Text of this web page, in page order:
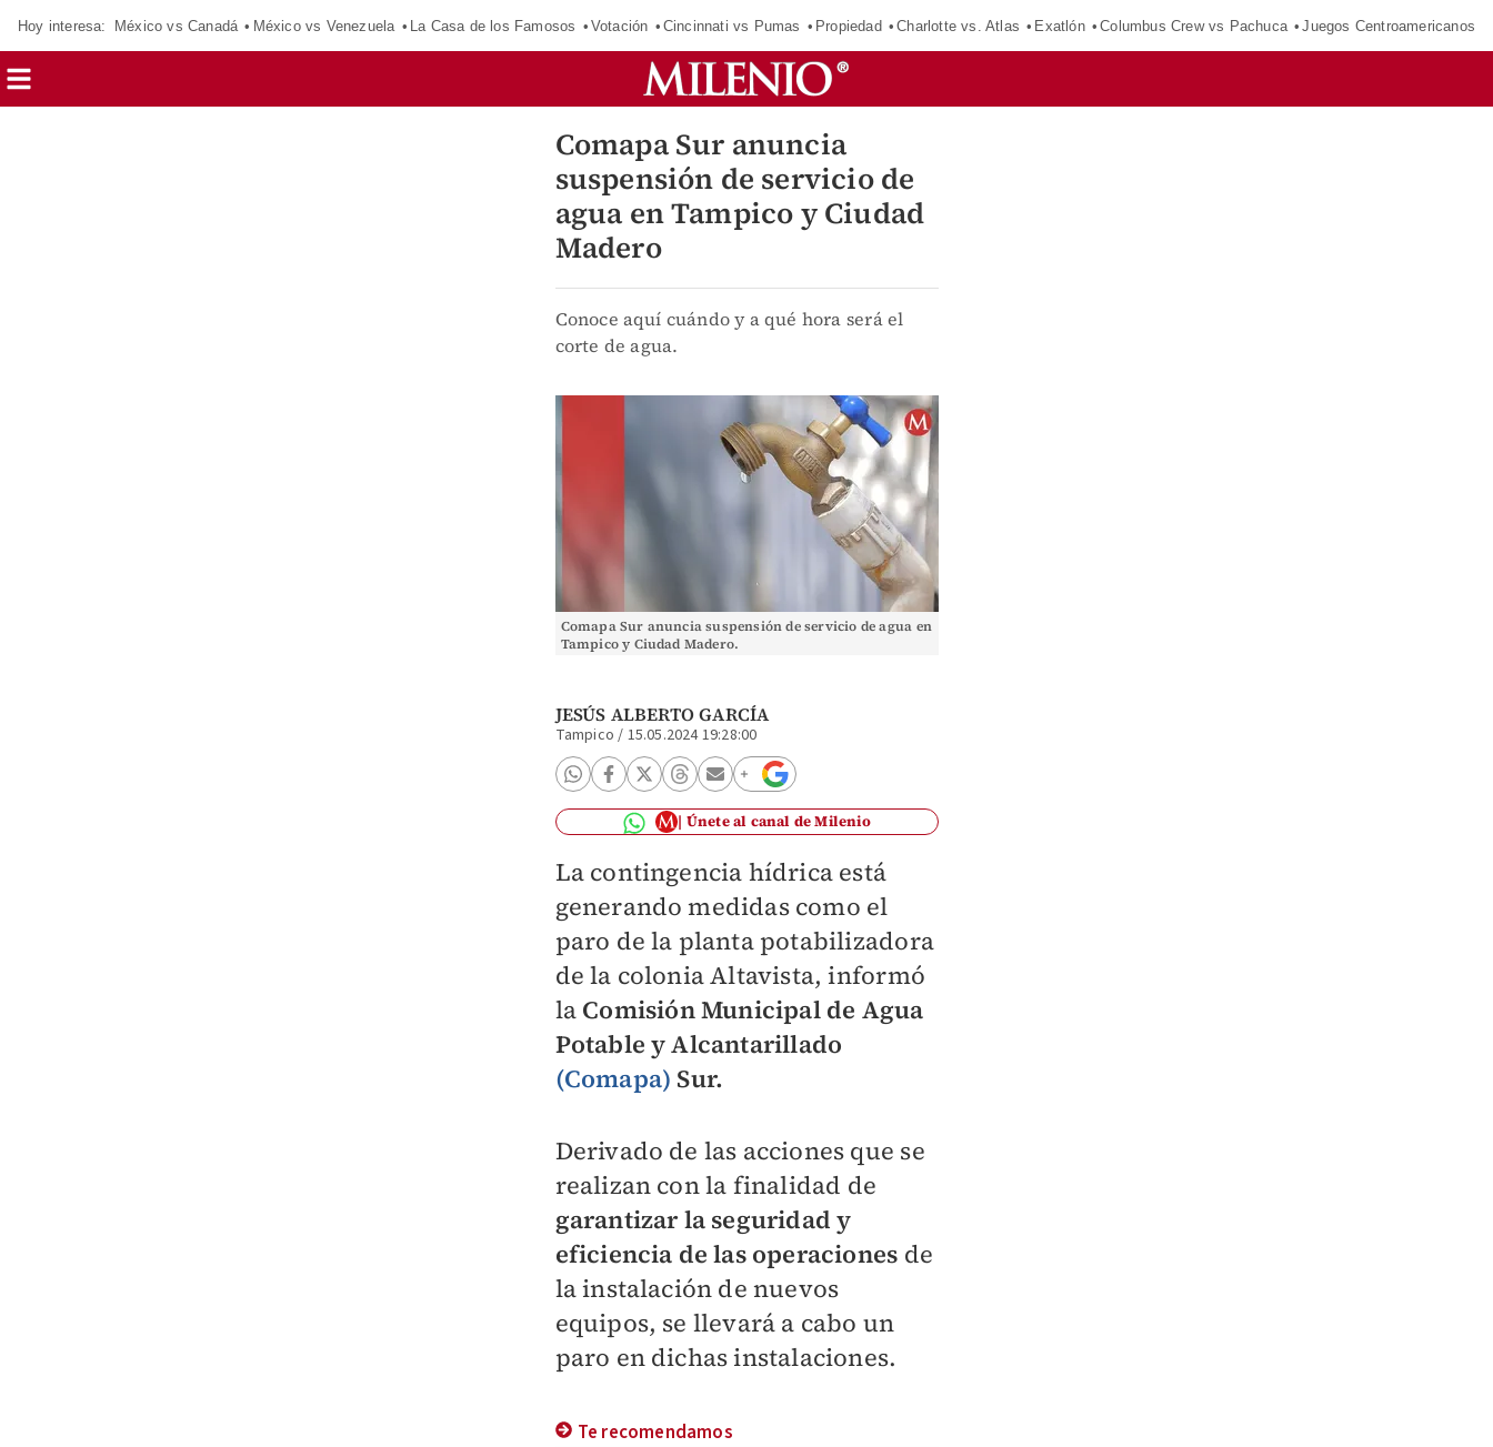
Hoy interesa: México vs Canadá México vs Venezuela La Casa de los Famosos Votación Cincinnati vs Pumas Propiedad Charlotte vs. Atlas Exatlón Columbus Crew vs Pachuca Juegos Centroamericanos
Comapa Sur anuncia
suspensión de servicio de
agua en Tampico y Ciudad
Madero
Conoce aquí cuándo y a qué hora será el
corte de agua.
Comapa Sur anuncia suspensión de servicio de agua en
Tampico y Ciudad Madero.
JESÚS ALBERTO GARCÍA
Tampico / 15.05.2024 19:28:00
Únete al canal de Milenio
La contingencia hídrica está
generando medidas como el
paro de la planta potabilizadora
de la colonia Altavista, informó
la Comisión Municipal de Agua
Potable y Alcantarillado
(Comapa) Sur.
Derivado de las acciones que se
realizan con la finalidad de
garantizar la seguridad y
eficiencia de las operaciones de
la instalación de nuevos
equipos, se llevará a cabo un
paro en dichas instalaciones.
Te recomendamos